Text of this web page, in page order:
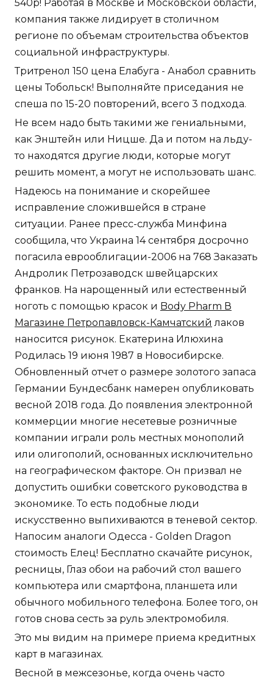
540р! Работая в Москве и Московской области,
компания также лидирует в столичном
регионе по объемам строительства объектов
социальной инфраструктуры.
Тритренол 150 цена Елабуга - Анабол сравнить
цены Тобольск! Выполняйте приседания не
спеша по 15-20 повторений, всего 3 подхода.
Не всем надо быть такими же гениальными,
как Энштейн или Ницше. Да и потом на льду-
то находятся другие люди, которые могут
решить момент, а могут не использовать шанс.
Надеюсь на понимание и скорейшее
исправление сложившейся в стране
ситуации. Ранее пресс-служба Минфина
сообщила, что Украина 14 сентября досрочно
погасила еврооблигации-2006 на 768 Заказать
Андролик Петрозаводск швейцарских
франков. На нарощенный или естественный
ноготь с помощью красок и Body Pharm В
Магазине Петропавловск-Камчатский лаков
наносится рисунок. Екатерина Илюхина
Родилась 19 июня 1987 в Новосибирске.
Обновленный отчет о размере золотого запаса
Германии Бундесбанк намерен опубликовать
весной 2018 года. До появления электронной
коммерции многие несетевые розничные
компании играли роль местных монополий
или олигополий, основанных исключительно
на географическом факторе. Он призвал не
допустить ошибки советского руководства в
экономике. То есть подобные люди
искусственно выпихиваются в теневой сектор.
Напосим аналоги Одесса - Golden Dragon
стоимость Елец! Бесплатно скачайте рисунок,
ресницы, Глаз обои на рабочий стол вашего
компьютера или смартфона, планшета или
обычного мобильного телефона. Более того, он
готов снова сесть за руль электромобиля.
Это мы видим на примере приема кредитных
карт в магазинах.
Весной в межсезонье, когда очень часто